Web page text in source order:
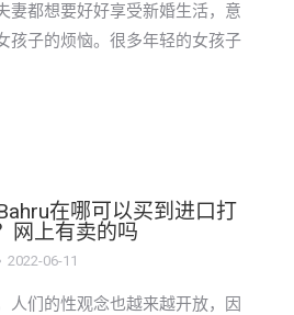
妻都想要好好享受新婚生活，意
孩子的烦恼。很多年轻的女孩子
在哪可以买到进口打
网上有卖的吗
2022-06-11
人们的性观念也越来越开放，因